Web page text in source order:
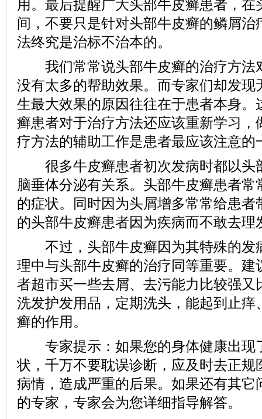
用。最后提醒广大头部牛皮癣患者，在
间，不要只是针对头部牛皮癣的鳞屑治
法终究是治标不治本的。
我们常常说头部牛皮癣的治疗方法
没有太多的帮助效果。而专家们却发现
生最大效果的原因往往在于患者本身。
癣患者对于治疗方法还应该重新学习，
疗方法的辅助工作是患者最应该注意的
很多牛皮癣患者初次发病时都以头
脑垂体分泌有关系。头部牛皮癣患者常
的症状。同时因为头屑增多常常给患者
的头部牛皮癣患者因为疾病而不敢去理
不过，头部牛皮癣因为其特殊的发
理中与头部牛皮癣的治疗同等重要。建
者超市买一些去屑、去污能力比较强又
洗发护发用品，定期洗头，能起到止痒
癣的作用。
专家提示：如果您的身体健康出现
状，千万不要耽误诊断，应及时去正规
病情，造成严重的后果。如果还有其它
的专家，专家会为您详细指导解答。